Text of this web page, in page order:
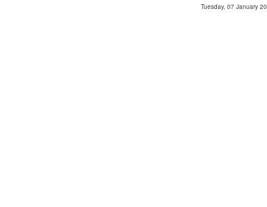
Tuesday, 07 January